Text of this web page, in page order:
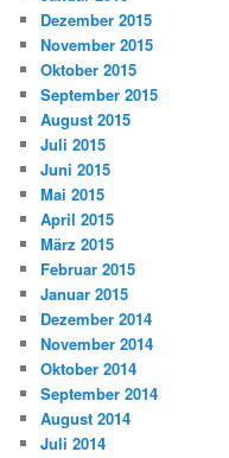
Dezember 2015
November 2015
Oktober 2015
September 2015
August 2015
Juli 2015
Juni 2015
Mai 2015
April 2015
März 2015
Februar 2015
Januar 2015
Dezember 2014
November 2014
Oktober 2014
September 2014
August 2014
Juli 2014